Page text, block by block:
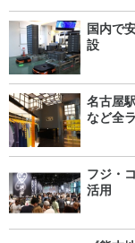
国内で
設
名古屋
など全
フジ・
活用